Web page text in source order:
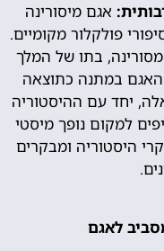
אגם מיסורינה
פולקלור מקומיים.
בתו של המלך
במתנה כתוצאה
יחד עם ההיסטוריה
למקום נופך מיסטי
היסטוריה ומבקרים
לאגם